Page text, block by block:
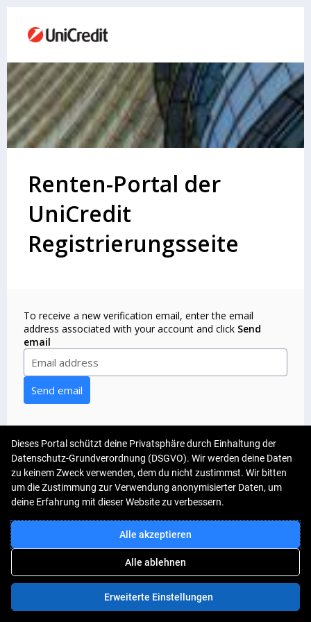
Renten-Portal der
UniCredit
Registrierungsseite
To receive a new verification email, enter the email
address associated with your account and click Send
email
Send email
©2020 - 2024 UniCredit Bank GmbH - All Rights reserved
Rechtliche Hinweise |Datenschutz |
Dieses Portal schützt deine Privatsphäre durch Einhaltung der
Datenschutz-Grundverordnung (DSGVO). Wir werden deine Daten
zu keinem Zweck verwenden, dem du nicht zustimmst. Wir bitten
um die Zustimmung zur Verwendung anonymisierter Daten, um
deine Erfahrung mit dieser Website zu verbessern.
Alle akzeptieren
Alle ablehnen
Erweiterte Einstellungen